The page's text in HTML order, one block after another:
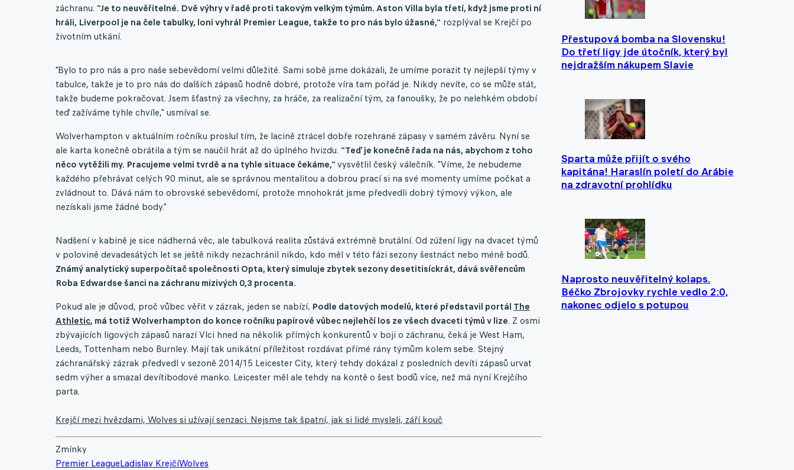
Přestupová bomba na Slovensku!
Do třetí ligy jde útočník, který byl
nejdražším nákupem Slavie
Sparta může přijít o svého
kapitána! Haraslín poletí do Arábie
na zdravotní prohlídku
Naprosto neuvěřitelný kolaps.
Béčko Zbrojovky rychle vedlo 2:0,
nakonec odjelo s potupou
záchranu. "Je to neuvěřitelné. Dvě výhry v řadě proti takovým velkým týmům. Aston Villa byla třetí, když jsme proti ní
hráli, Liverpool je na čele tabulky, loni vyhrál Premier League, takže to pro nás bylo úžasné," rozplýval se Krejčí po
životním utkání.
"Bylo to pro nás a pro naše sebevědomí velmi důležité. Sami sobě jsme dokázali, že umíme porazit ty nejlepší týmy v
tabulce, takže je to pro nás do dalších zápasů hodně dobré, protože víra tam pořád je. Nikdy nevíte, co se může stát,
takže budeme pokračovat. Jsem šťastný za všechny, za hráče, za realizační tým, za fanoušky, že po nelehkém období
teď zažíváme tyhle chvíle," usmíval se.
Wolverhampton v aktuálním ročníku proslul tím, že lacině ztrácel dobře rozehrané zápasy v samém závěru. Nyní se
ale karta konečně obrátila a tým se naučil hrát až do úplného hvizdu. "Teď je konečně řada na nás, abychom z toho
něco vytěžili my. Pracujeme velmi tvrdě a na tyhle situace čekáme," vysvětlil český válečník. "Víme, že nebudeme
každého přehrávat celých 90 minut, ale se správnou mentalitou a dobrou prací si na své momenty umíme počkat a
zvládnout to. Dává nám to obrovské sebevědomí, protože mnohokrát jsme předvedli dobrý týmový výkon, ale
nezískali jsme žádné body."
Nadšení v kabině je sice nádherná věc, ale tabulková realita zůstává extrémně brutální. Od zúžení ligy na dvacet týmů
v polovině devadesátých let se ještě nikdy nezachránil nikdo, kdo měl v této fázi sezony šestnáct nebo méně bodů.
Známý analytický superpočítač společnosti Opta, který simuluje zbytek sezony desetitisíckrát, dává svěřencům
Roba Edwardse šanci na záchranu mizivých 0,3 procenta.
Pokud ale je důvod, proč vůbec věřit v zázrak, jeden se nabízí. Podle datových modelů, které představil portál The
Athletic, má totiž Wolverhampton do konce ročníku papírově vůbec nejlehčí los ze všech dvaceti týmů v lize. Z osmi
zbývajících ligových zápasů narazí Vlci hned na několik přímých konkurentů v boji o záchranu, čeká je West Ham,
Leeds, Tottenham nebo Burnley. Mají tak unikátní příležitost rozdávat přímé rány týmům kolem sebe. Stejný
záchranářský zázrak předvedl v sezoně 2014/15 Leicester City, který tehdy dokázal z posledních devíti zápasů urvat
sedm výher a smazal devítibodové manko. Leicester měl ale tehdy na kontě o šest bodů více, než má nyní Krejčího
parta.
Krejčí mezi hvězdami, Wolves si užívají senzaci. Nejsme tak špatní, jak si lidé mysleli, září kouč
Zmínky
Premier LeagueLadislav KrejčíWolves